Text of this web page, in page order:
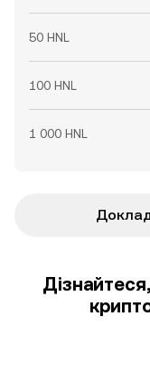
50 HNL
100 HNL
1 000 HNL